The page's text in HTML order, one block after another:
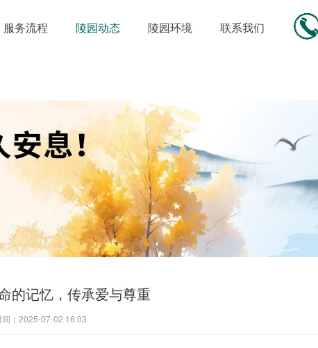
服务流程 陵园动态 陵园环境 联系我们
的记忆，传承爱与尊重
：2025-07-02 16:03